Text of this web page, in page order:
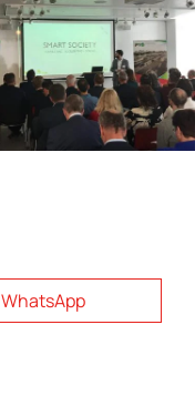
WhatsApp